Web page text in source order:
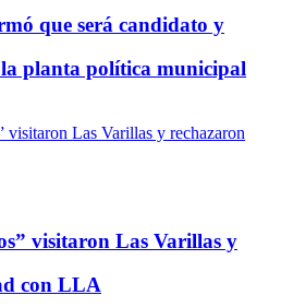
que será candidato y
planta política municipal
visitaron Las Varillas y
con LLA